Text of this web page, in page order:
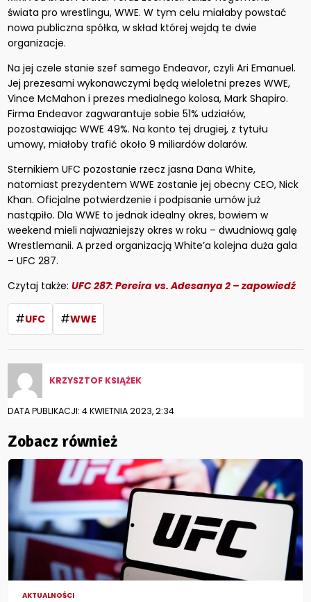
świata pro wrestlingu, WWE. W tym celu miałaby powstać
nowa publiczna spółka, w skład której wejdą te dwie
organizacje.
Na jej czele stanie szef samego Endeavor, czyli Ari Emanuel.
Jej prezesami wykonawczymi będą wieloletni prezes WWE,
Vince McMahon i prezes medialnego kolosa, Mark Shapiro.
Firma Endeavor zagwarantuje sobie 51% udziałów,
pozostawiając WWE 49%. Na konto tej drugiej, z tytułu
umowy, miałoby trafić około 9 miliardów dolarów.
Sternikiem UFC pozostanie rzecz jasna Dana White,
natomiast prezydentem WWE zostanie jej obecny CEO, Nick
Khan. Oficjalne potwierdzenie i podpisanie umów już
nastąpiło. Dla WWE to jednak idealny okres, bowiem w
weekend mieli najważniejszy okres w roku – dwudniową galę
Wrestlemanii. A przed organizacją White’a kolejna duża gala
– UFC 287.
Czytaj także:UFC 287: Pereira vs. Adesanya 2 – zapowiedź
#UFC #WWE
KRZYSZTOF KSIĄŻEK
DATA PUBLIKACJI: 4 KWIETNIA 2023, 2:34
Zobacz również
AKTUALNOŚCI